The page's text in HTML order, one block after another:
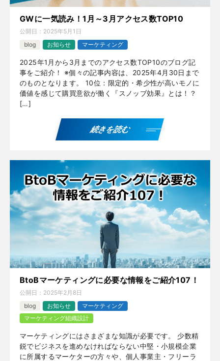
GWに一気読み！1月～3月アクセス数TOP10
公開日： 2025年5月1日
blog
お知らせ マーケティング
2025年1月から3月までのアクセス数TOP10のブログ記
事をご紹介！ ※個々の記事内容は、2025年4月30日まで
のものとなります。 10位：限定的・希少性が高いモノに
価値を感じて購買意欲が働く『スノッブ効果』とは！？
[…]
続きを読む
BtoBマーケティングに必要な情報をご紹介107！
公開日： 2025年2月8日
blog
お知らせ
マーケティング
マーケティング組織設計
マーケティングにはさまざまな知識が必要です。 少数精
鋭でビジネスを進めなければならない中堅・小規模企業
に所属するマーケターの方々や、個人事業主・フリーラ